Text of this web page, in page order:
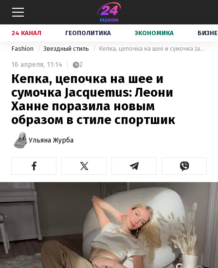
24 КАНАЛ ГЕОПОЛИТИКА ЭКОНОМИКА
Fashion Звездный стиль Кепка, цепочка на шее и сумочка Jacquemus: Леони Ханне поразила новым образом в стиле спортшик
16 апреля, 11:14 2
Кепка, цепочка на шее и
сумочка Jacquemus: Леони
Ханне поразила новым
образом в стиле спортшик
Ульяна Журба